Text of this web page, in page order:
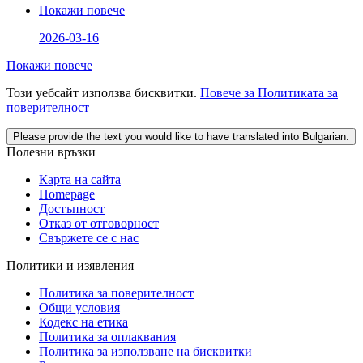
Покажи повече
2026-03-16
Покажи повече
Този уебсайт използва бисквитки. Повече за Политиката за
поверителност
Please provide the text you would like to have translated into Bulgarian.
Полезни връзки
Карта на сайта
Homepage
Достъпност
Отказ от отговорност
Свържете се с нас
Политики и изявления
Политика за поверителност
Общи условия
Кодекс на етика
Политика за оплаквания
Политика за използване на бисквитки